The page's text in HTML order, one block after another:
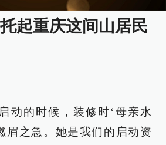
起重庆这间山居民
动的时候，装修时‘母亲水
眉之急。她是我们的启动资